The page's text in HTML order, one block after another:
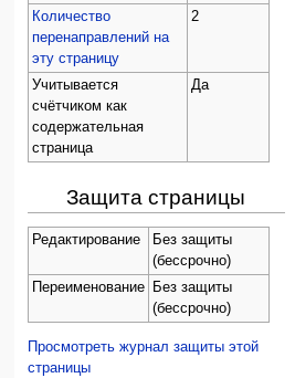
Количество
перенаправлений на
эту страницу
2
Учитывается
счётчиком как
содержательная
страница
Да
Защита страницы
Редактирование
Без защиты
(бессрочно)
Переименование
Без защиты
(бессрочно)
Просмотреть журнал защиты этой
страницы